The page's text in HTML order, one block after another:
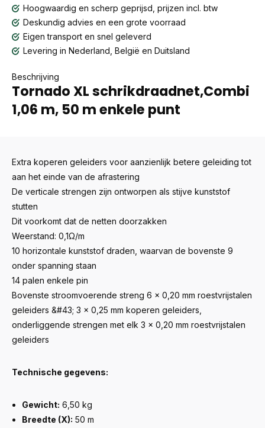
Hoogwaardig en scherp geprijsd, prijzen incl. btw
Deskundig advies en een grote voorraad
Eigen transport en snel geleverd
Levering in Nederland, België en Duitsland
Beschrijving
Tornado XL schrikdraadnet,Combi
1,06 m, 50 m enkele punt
Extra koperen geleiders voor aanzienlijk betere geleiding tot
aan het einde van de afrastering
De verticale strengen zijn ontworpen als stijve kunststof
stutten
Dit voorkomt dat de netten doorzakken
Weerstand: 0,1Ω/m
10 horizontale kunststof draden, waarvan de bovenste 9
onder spanning staan
14 palen enkele pin
Bovenste stroomvoerende streng 6 x 0,20 mm roestvrijstalen
geleiders &#43; 3 x 0,25 mm koperen geleiders,
onderliggende strengen met elk 3 x 0,20 mm roestvrijstalen
geleiders
Technische gegevens:
Gewicht: 6,50 kg
Breedte (X): 50 m